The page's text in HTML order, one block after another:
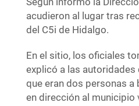
acudieron al lugar tras
del C5i de Hidalgo.
En el sitio, los oficiales
explicó a las
que eran dos personas a
en dirección al municipio